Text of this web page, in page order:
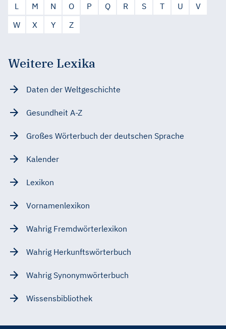
L
M N O P Q R S T U
V
W
X Y Z
Weitere Lexika
Daten der Weltgeschichte
Gesundheit A-Z
Großes Wörterbuch der deutschen Sprache
Kalender
Lexikon
Vornamenlexikon
Wahrig Fremdwörterlexikon
Wahrig Herkunftswörterbuch
Wahrig Synonymwörterbuch
Wissensbibliothek